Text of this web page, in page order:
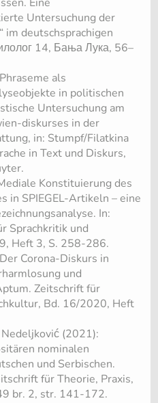
Untersuchung der
im deutschsprachigen
14, Бања Лука, 56–
als
in politischen
Untersuchung am
diskurses in der
in: Stumpf/Filatkina
in Text und Diskurs,
Konstituierung des
in SPIEGEL-Artikeln – eine
In:
Sprachkritik und
Heft 3, S. 258-286.
Corona-Diskurs in
und
Zeitschrift für
Bd. 16/2020, Heft
(2021):
nominalen
und Serbischen.
für Theorie, Praxis,
br. 2, str. 141-172.